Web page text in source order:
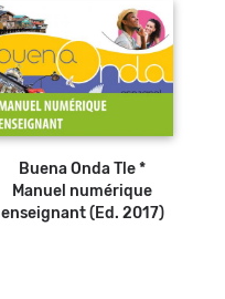
Buena Onda Tle *
Manuel numérique
enseignant (Ed. 2017)